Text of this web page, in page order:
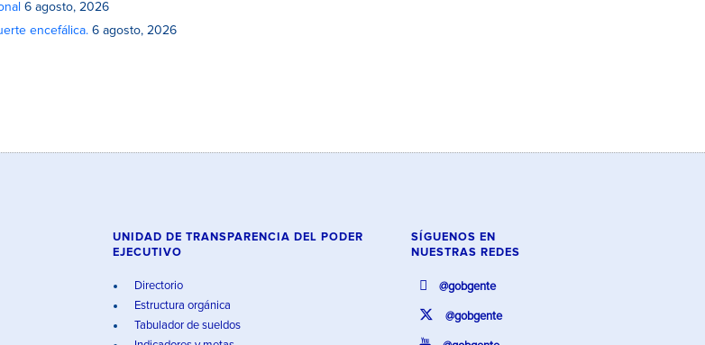
6 agosto, 2026
encefálica. 6 agosto, 2026
UNIDAD DE TRANSPARENCIA DEL PODER
EJECUTIVO
Directorio
Estructura orgánica
Tabulador de sueldos
SÍGUENOS EN
NUESTRAS REDES
@gobgente
@gobgente